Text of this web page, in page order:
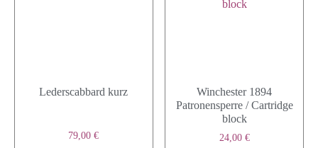
Lederscabbard kurz
79,00€
Winchester 1894
Patronensperre / Cartridge
block
24,00 €